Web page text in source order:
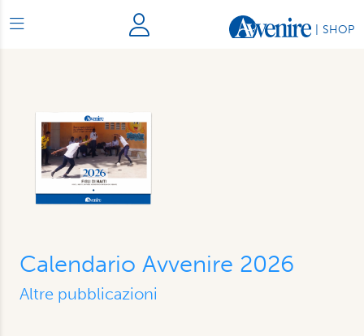
SHOP
Calendario Avvenire 2026
Altre pubblicazioni